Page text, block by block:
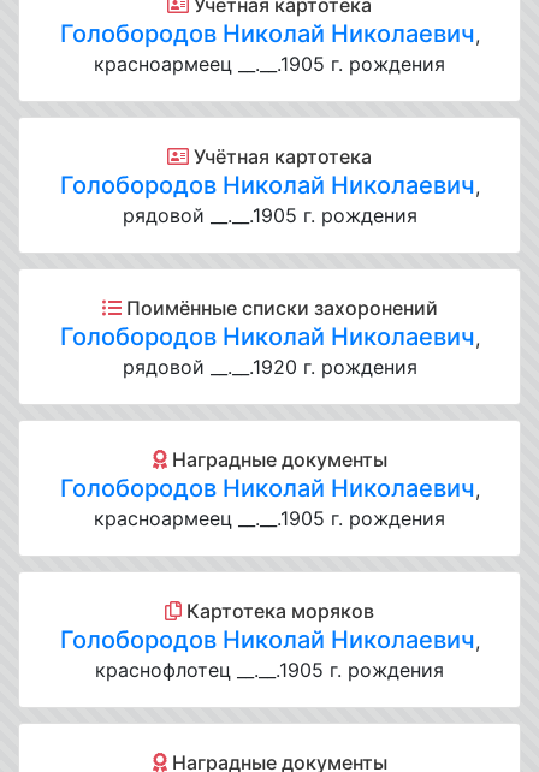
Учётная картотека
Голобородов Николай Николаевич,
красноармеец __.__.1905 г. рождения
Учётная картотека
Голобородов Николай Николаевич,
рядовой __.__.1905 г. рождения
Поимённые списки захоронений
Голобородов Николай Николаевич,
рядовой __.__.1920 г. рождения
Наградные документы
Голобородов Николай Николаевич,
красноармеец __.__.1905 г. рождения
Картотека моряков
Голобородов Николай Николаевич,
краснофлотец __.__.1905 г. рождения
Наградные документы